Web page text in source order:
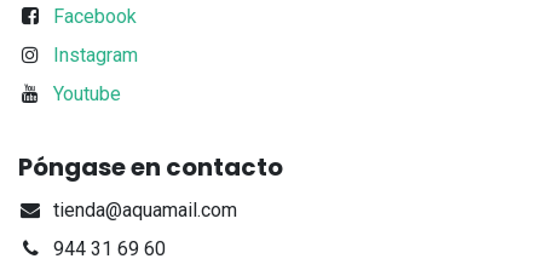
Facebook
Instagram
Youtube
Póngase en contacto
tienda@aquamail.com
944 31 69 60